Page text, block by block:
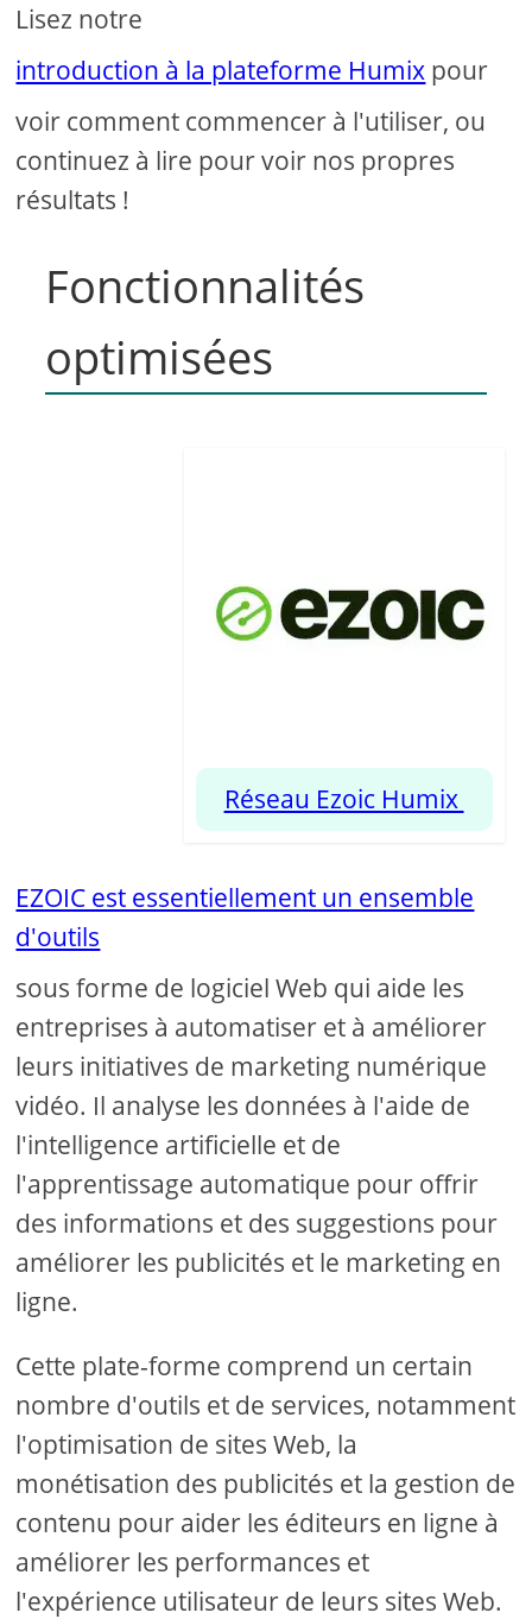
Lisez notre
introduction à la plateforme Humix pour
voir comment commencer à l'utiliser, ou
continuez à lire pour voir nos propres
résultats !
Fonctionnalités
optimisées
Réseau Ezoic Humix
EZOIC est essentiellement un ensemble
d'outils
sous forme de logiciel Web qui aide les
entreprises à automatiser et à améliorer
leurs initiatives de marketing numérique
vidéo. Il analyse les données à l'aide de
l'intelligence artificielle et de
l'apprentissage automatique pour offrir
des informations et des suggestions pour
améliorer les publicités et le marketing en
ligne.
Cette plate-forme comprend un certain
nombre d'outils et de services, notamment
l'optimisation de sites Web, la
monétisation des publicités et la gestion de
contenu pour aider les éditeurs en ligne à
améliorer les performances et
l'expérience utilisateur de leurs sites Web.